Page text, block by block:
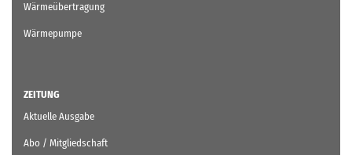
Wärmeübertragung
Wärmepumpe
ZEITUNG
Aktuelle Ausgabe
Abo / Mitgliedschaft